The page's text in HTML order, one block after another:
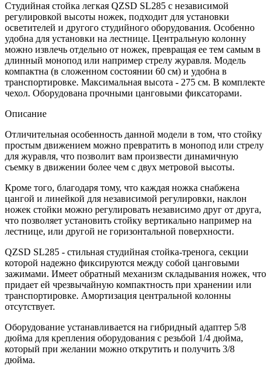
Студийная стойка легкая QZSD SL285 с независимой
регулировкой высоты ножек, подходит для установки
осветителей и другого студийного оборудования. Особенно
удобна для установки на лестнице. Центральную колонну
можно извлечь отдельно от ножек, превращая ее тем самым в
длинный монопод или например стрелу журавля. Модель
компактна (в сложенном состоянии 60 см) и удобна в
транспортировке. Максимальная высота - 275 см. В комплекте
чехол. Оборудована прочными цанговыми фиксаторами.
Описание
Отличительная особенность данной модели в том, что стойку
простым движением можно превратить в монопод или стрелу
для журавля, что позволит вам произвести динамичную
съемку в движении более чем с двух метровой высоты.
Кроме того, благодаря тому, что каждая ножка снабжена
цангой и линейкой для независимой регулировки, наклон
ножек стойки можно регулировать независимо друг от друга,
что позволяет установить стойку вертикально например на
лестнице, или другой не горизонтальной поверхности.
QZSD SL285 - стильная студийная стойка-тренога, секции
которой надежно фиксируются между собой цанговыми
зажимами. Имеет обратный механизм складывания ножек, что
придает ей чрезвычайную компактность при хранении или
транспортировке. Амортизация центральной колонны
отсутствует.
Оборудование устанавливается на гибридный адаптер 5/8
дюйма для крепления оборудования с резьбой 1/4 дюйма,
который при желании можно открутить и получить 3/8
дюйма.